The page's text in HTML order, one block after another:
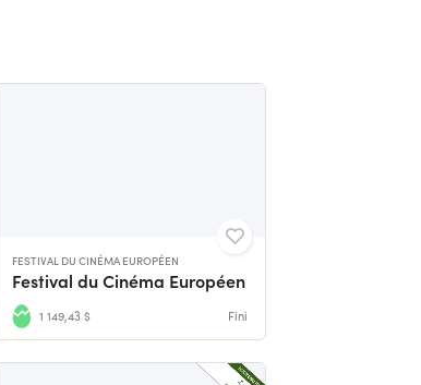
FESTIVAL DU CINÉMA EUROPÉEN
Festival du Cinéma Européen
1 149,43 $ Fini